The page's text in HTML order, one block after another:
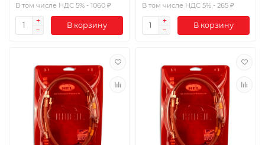
В том числе НДС 5% - 1060 ₽
В корзину
В том числе НДС 5% - 265 ₽
В корзину